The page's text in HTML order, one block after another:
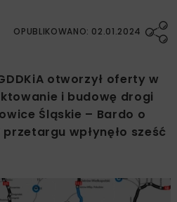
OPUBLIKOWANO: 02.01.2024
otworzył oferty w
i budowę drogi
Śląskie – Bardo o
przetargu wpłynęło sześć